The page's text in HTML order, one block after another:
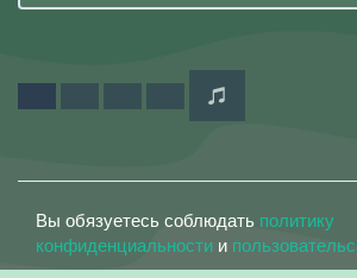
Вы обязуетесь соблюдать политику
конфиденциальности и